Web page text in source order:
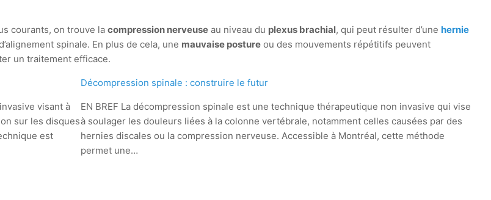
courants, on trouve lacompression nerveuse au niveau du plexus brachial, qui peut résulter d’une hernie
spinale. En plus de cela, une mauvaise posture ou des mouvements répétitifs peuvent
un traitement efficace.
visant à
sur les disques
est
Décompression spinale : construire le futur
EN BREF La décompression spinale est une technique thérapeutique non invasive qui vise
à soulager les douleurs liées à la colonne vertébrale, notamment celles causées par des
hernies discales ou la compression nerveuse. Accessible à Montréal, cette méthode
permet une…